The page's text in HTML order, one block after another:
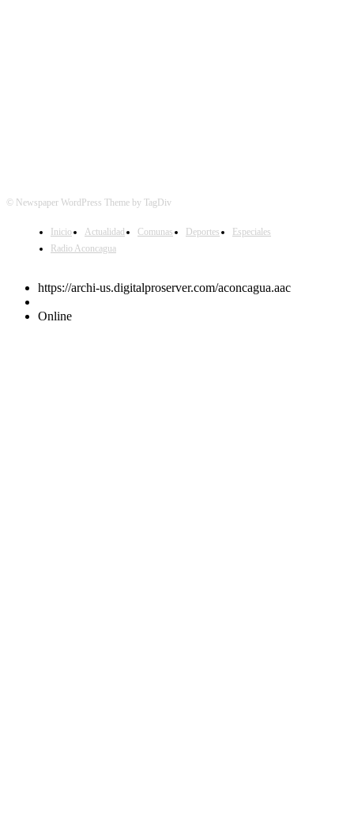
© Newspaper WordPress Theme by TagDiv
Inicio Actualidad Comunas Deportes
Especiales
Radio Aconcagua
https://archi-us.digitalproserver.com/aconcagua.aac
Online